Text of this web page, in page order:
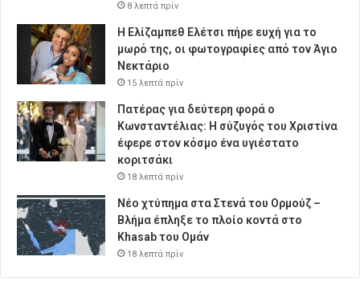
8 λεπτά πρίν
Η Ελίζαμπεθ Ελέτσι πήρε ευχή για το
μωρό της, οι φωτογραφίες από τον Άγιο
Νεκτάριο
15 λεπτά πρίν
Πατέρας για δεύτερη φορά ο
Κωνσταντέλιας: Η σύζυγός του Χριστίνα
έφερε στον κόσμο ένα υγιέστατο
κοριτσάκι
18 λεπτά πρίν
Νέο χτύπημα στα Στενά του Ορμούζ –
Βλήμα έπληξε το πλοίο κοντά στο
Khasab του Ομάν
18 λεπτά πρίν